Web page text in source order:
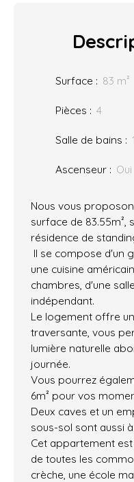
Surface : 83 m²
Pièces : 4
Salle de bains : 1
Ascenseur : Oui
Nous vous
surface de 83.55m²,
résidence de
Il se compose d'un
une cuisine
chambres, d'une
indépendant.
Le logement offre
traversante, vous
lumière naturelle
journée.
Vous pourrez
6m² pour vos
Deux caves et un
sous-sol sont aussi
Cet appartement
de toutes les
crèche, une école